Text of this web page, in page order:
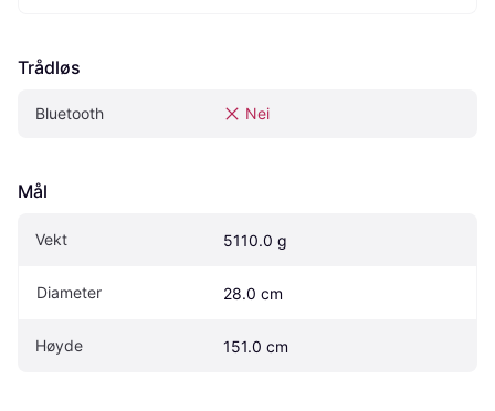
Trådløs
Bluetooth Nei
Mål
Vekt 5110.0 g
Diameter 28.0 cm
Høyde 151.0 cm